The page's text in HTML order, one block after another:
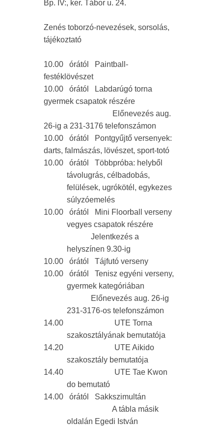
Bp. IV:, ker. Tábor u. 24.
Zenés toborzó-nevezések, sorsolás,
tájékoztató
10.00 órától Paintball-
festéklövészet
10.00 órától Labdarúgó torna
gyermek csapatok részére
Előnevezés aug.
26-ig a 231-3176 telefonszámon
10.00 órától Pontgyűjtő versenyek:
darts, falmászás, lövészet, sport-totó
10.00 órától Többpróba: helyből
távolugrás, célbadobás,
felülések, ugrókötél, egykezes
súlyzóemelés
10.00 órától Mini Floorball verseny
vegyes csapatok részére
Jelentkezés a
helyszínen 9.30-ig
10.00 órától Tájfutó verseny
10.00 órától Tenisz egyéni verseny,
gyermek kategóriában
Előnevezés aug. 26-ig
231-3176-os telefonszámon
14.00 UTE Torna
szakosztályának bemutatója
14.20 UTE Aikido
szakosztály bemutatója
14.40 UTE Tae Kwon
do bemutató
14.00 órától Sakkszimultán
A tábla másik
oldalán Egedi István